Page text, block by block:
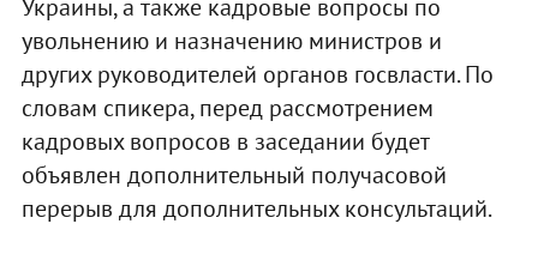
Украины, а также кадровые вопросы по
увольнению и назначению министров и
других руководителей органов госвласти. По
словам спикера, перед рассмотрением
кадровых вопросов в заседании будет
объявлен дополнительный получасовой
перерыв для дополнительных консультаций.